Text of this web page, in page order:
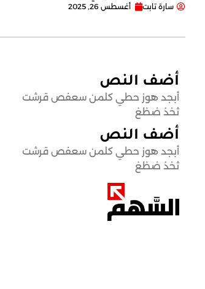
سارة تابت أغسطس 26, 2025
أضف النص
أبجد هوز حطي كلمن سعفص قرشت
ثخذ ضظغ
أضف النص
أبجد هوز حطي كلمن سعفص قرشت
ثخذ ضظغ